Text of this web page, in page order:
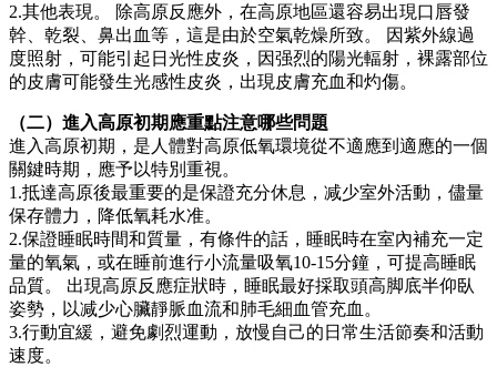
2.其他表現。 除高原反應外，在高原地區還容易出現口唇發
幹、乾裂、鼻出血等，這是由於空氣乾燥所致。 因紫外線過
度照射，可能引起日光性皮炎，因强烈的陽光輻射，裸露部位
的皮膚可能發生光感性皮炎，出現皮膚充血和灼傷。
（二）進入高原初期應重點注意哪些問題
進入高原初期，是人體對高原低氧環境從不適應到適應的一個
關鍵時期，應予以特別重視。
1.抵達高原後最重要的是保證充分休息，减少室外活動，儘量
保存體力，降低氧耗水准。
2.保證睡眠時間和質量，有條件的話，睡眠時在室內補充一定
量的氧氣，或在睡前進行小流量吸氧10-15分鐘，可提高睡眠
品質。 出現高原反應症狀時，睡眠最好採取頭高脚底半仰臥
姿勢，以减少心臟靜脈血流和肺毛細血管充血。
3.行動宜緩，避免劇烈運動，放慢自己的日常生活節奏和活動
速度。